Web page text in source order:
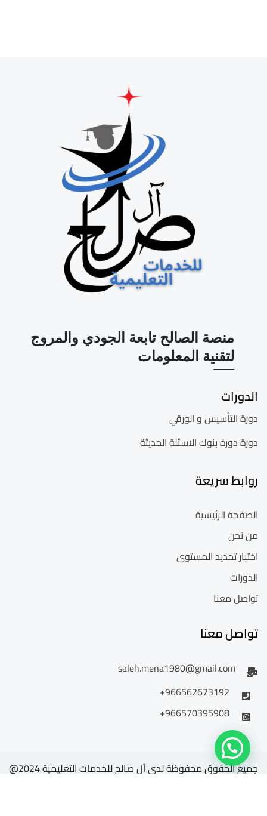
منصة الصالح تابعة الجودي والمروج
لتقنية المعلومات
الدورات
دورة التأسيس و الورقي
دورة دورة بنوك الاسئلة الحديثة
روابط سريعة
الصفحة الرئيسية
من نحن
اختبار تحديد المستوى
الدورات
تواصل معنا
تواصل معنا
saleh.mena1980@gmail.com
966562673192+
966570395908+
جميع الحقوق محفوظة لدى آل صالح للخدمات التعليمية 2024@